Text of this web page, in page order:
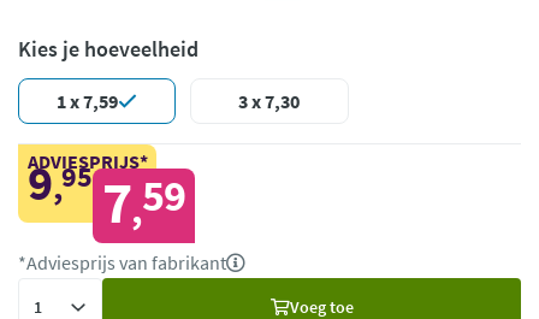
Kies je hoeveelheid
1 x 7,59 3 x 7,30
ADVIESPRIJS*
9,95 7,59
*Adviesprijs van fabrikant
Voeg toe